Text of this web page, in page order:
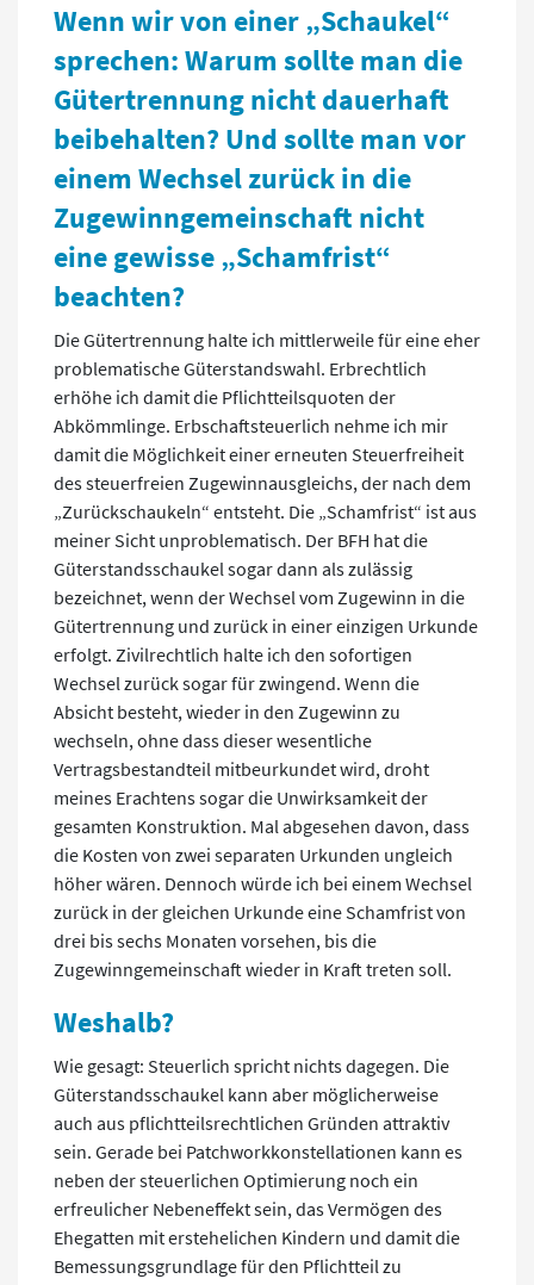
Wenn wir von einer „Schaukel“
sprechen: Warum sollte man die
Gütertrennung nicht dauerhaft
beibehalten? Und sollte man vor
einem Wechsel zurück in die
Zugewinngemeinschaft nicht
eine gewisse „Schamfrist“
beachten?
Die Gütertrennung halte ich mittlerweile für eine eher
problematische Güterstandswahl. Erbrechtlich
erhöhe ich damit die Pflichtteilsquoten der
Abkömmlinge. Erbschaftsteuerlich nehme ich mir
damit die Möglichkeit einer erneuten Steuerfreiheit
des steuerfreien Zugewinnausgleichs, der nach dem
„Zurückschaukeln“ entsteht. Die „Schamfrist“ ist aus
meiner Sicht unproblematisch. Der BFH hat die
Güterstandsschaukel sogar dann als zulässig
bezeichnet, wenn der Wechsel vom Zugewinn in die
Gütertrennung und zurück in einer einzigen Urkunde
erfolgt. Zivilrechtlich halte ich den sofortigen
Wechsel zurück sogar für zwingend. Wenn die
Absicht besteht, wieder in den Zugewinn zu
wechseln, ohne dass dieser wesentliche
Vertragsbestandteil mitbeurkundet wird, droht
meines Erachtens sogar die Unwirksamkeit der
gesamten Konstruktion. Mal abgesehen davon, dass
die Kosten von zwei separaten Urkunden ungleich
höher wären. Dennoch würde ich bei einem Wechsel
zurück in der gleichen Urkunde eine Schamfrist von
drei bis sechs Monaten vorsehen, bis die
Zugewinngemeinschaft wieder in Kraft treten soll.
Weshalb?
Wie gesagt: Steuerlich spricht nichts dagegen. Die
Güterstandsschaukel kann aber möglicherweise
auch aus pflichtteilsrechtlichen Gründen attraktiv
sein. Gerade bei Patchworkkonstellationen kann es
neben der steuerlichen Optimierung noch ein
erfreulicher Nebeneffekt sein, das Vermögen des
Ehegatten mit erstehelichen Kindern und damit die
Bemessungsgrundlage für den Pflichtteil zu